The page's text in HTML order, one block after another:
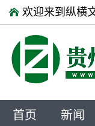
欢迎来到纵横
首页 新闻